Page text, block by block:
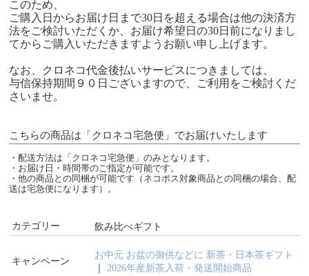
このため、
ご購入日からお届け日まで30日を超える場合は他の決済方
法をご検討いただくか、お届け希望日の30日前になりまし
てからご購入いただきますようお願い申し上げます。
なお、クロネコ代金後払いサービスにつきましては、
与信保持期間９０日ございますので、ご利用をご検討くだ
さいませ。
こちらの商品は「クロネコ宅急便」でお届けいたします
・配送方法は「クロネコ宅急便」のみとなります。
・お届け日・時間帯のご指定が可能です。
・他の商品との同梱が可能です（ネコポス対象商品との同梱の場合、配
送は宅急便になります）。
カテゴリー 飲み比べギフト
キャンペーン
お中元 お盆の御供などに 新茶・日本茶ギフト
2026年産新茶入荷・発送開始商品